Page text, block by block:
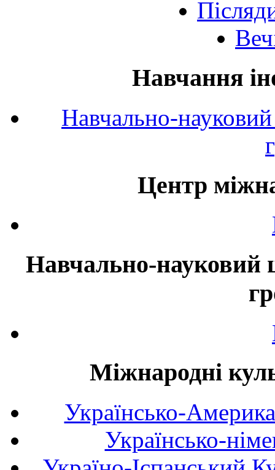
Навчання
Навчально-
Центр
Навчально-науковий
Міжнародні
Українсько-
Українсько-